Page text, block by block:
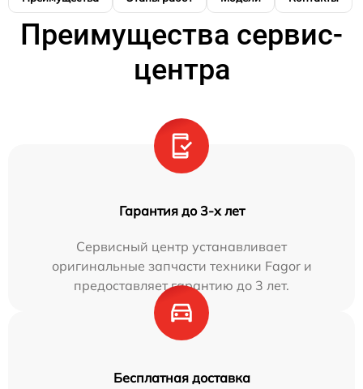
Преимущества сервис-
центра
Гарантия до 3-х лет
Сервисный центр устанавливает
оригинальные запчасти техники Fagor и
предоставляет гарантию до 3 лет.
Бесплатная доставка